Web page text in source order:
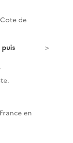
de
en